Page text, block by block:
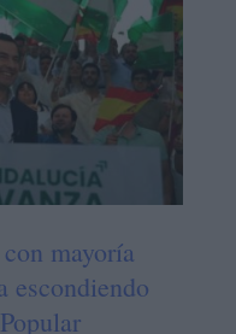
mayoría
escondiendo